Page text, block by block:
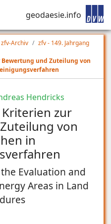
geodaesie.info
zfv-Archiv
zfv - 149. Jahrgang
und Zuteilung von
Hendricks
zur
von
in
Evaluation and
Areas in Land